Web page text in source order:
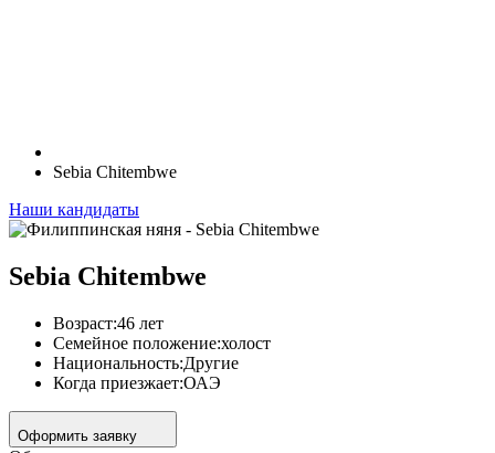
Sebia Chitembwe
Наши кандидаты
Sebia Chitembwe
Возраст:46 лет
Семейное положение:холост
Национальность:Другие
Когда приезжает:ОАЭ
Оформить заявку